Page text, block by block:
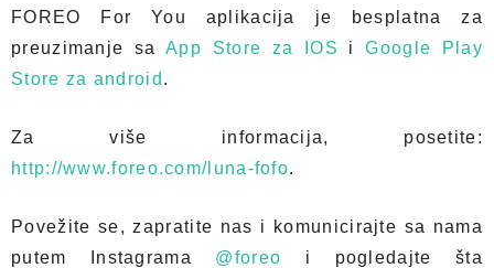
FOREO For You aplikacija je besplatna za
preuzimanje saApp Store za IOS iGoogle Play
Store za android .
Za više informacija, posetite:
http://www.foreo.com/luna-fofo.
Povežite se, zapratite nas i komunicirajte sa nama
putem Instagrama @foreo
i pogledajte šta